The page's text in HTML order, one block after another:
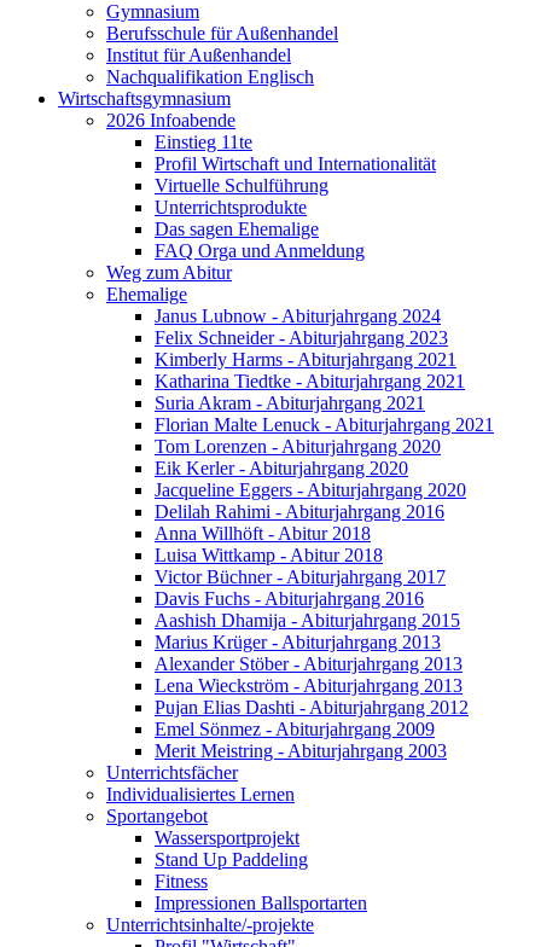
Gymnasium
Berufsschule für Außenhandel
Institut für Außenhandel
Nachqualifikation Englisch
Wirtschaftsgymnasium
2026 Infoabende
Einstieg 11te
Profil Wirtschaft und Internationalität
Virtuelle Schulführung
Unterrichtsprodukte
Das sagen Ehemalige
FAQ Orga und Anmeldung
Weg zum Abitur
Ehemalige
Janus Lubnow - Abiturjahrgang 2024
Felix Schneider - Abiturjahrgang 2023
Kimberly Harms - Abiturjahrgang 2021
Katharina Tiedtke - Abiturjahrgang 2021
Suria Akram - Abiturjahrgang 2021
Florian Malte Lenuck - Abiturjahrgang 2021
Tom Lorenzen - Abiturjahrgang 2020
Eik Kerler - Abiturjahrgang 2020
Jacqueline Eggers - Abiturjahrgang 2020
Delilah Rahimi - Abiturjahrgang 2016
Anna Willhöft - Abitur 2018
Luisa Wittkamp - Abitur 2018
Victor Büchner - Abiturjahrgang 2017
Davis Fuchs - Abiturjahrgang 2016
Aashish Dhamija - Abiturjahrgang 2015
Marius Krüger - Abiturjahrgang 2013
Alexander Stöber - Abiturjahrgang 2013
Lena Wieckström - Abiturjahrgang 2013
Pujan Elias Dashti - Abiturjahrgang 2012
Emel Sönmez - Abiturjahrgang 2009
Merit Meistring - Abiturjahrgang 2003
Unterrichtsfächer
Individualisiertes Lernen
Sportangebot
Wassersportprojekt
Stand Up Paddeling
Fitness
Impressionen Ballsportarten
Unterrichtsinhalte/-projekte